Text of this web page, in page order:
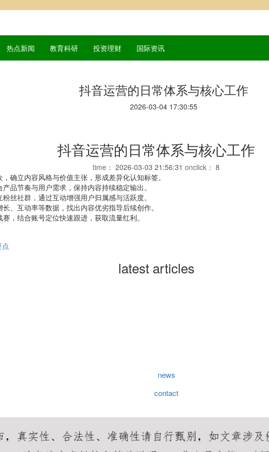
热点新闻 教育科研 投资理财 国际资讯
抖音运营的日常体系与核心工作
2026-03-04 17:30:55
抖音运营的日常体系与核心工作
time： 2026-03-03 21:56:31 onclick： 8
确立内容风格与价值主张，形成差异化认知标签。
品节奏与用户需求，保持内容持续稳定输出。
丝社群，通过互动增强用户归属感与活跃度。
、互动率等数据，找出内容优劣指导后续创作。
，结合账号定位快速跟进，获取流量红利。
latest articles
news
contact